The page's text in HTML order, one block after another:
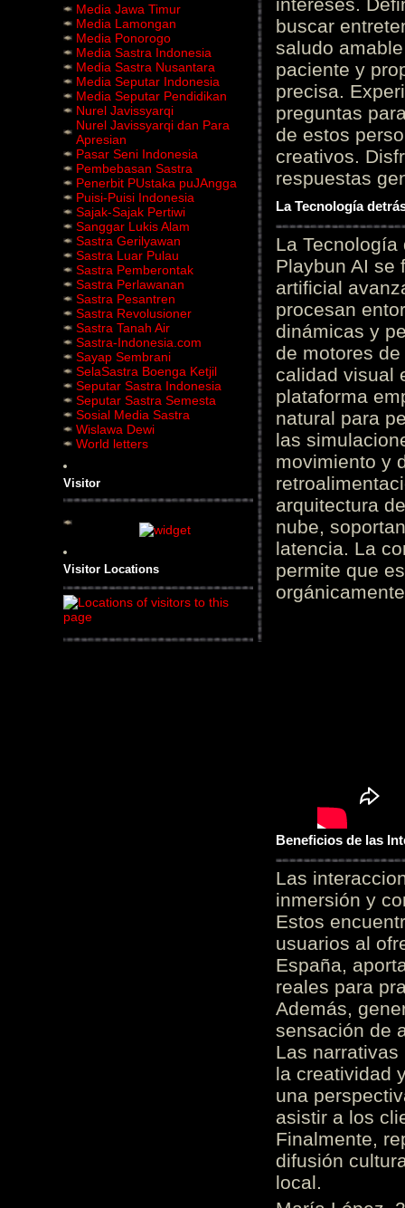
Media Jawa Timur
Media Lamongan
Media Ponorogo
Media Sastra Indonesia
Media Sastra Nusantara
Media Seputar Indonesia
Media Seputar Pendidikan
Nurel Javissyarqi
Nurel Javissyarqi dan Para
Apresian
Pasar Seni Indonesia
Pembebasan Sastra
Penerbit PUstaka puJAngga
Puisi-Puisi Indonesia
Sajak-Sajak Pertiwi
Sanggar Lukis Alam
Sastra Gerilyawan
Sastra Luar Pulau
Sastra Pemberontak
Sastra Perlawanan
Sastra Pesantren
Sastra Revolusioner
Sastra Tanah Air
Sastra-Indonesia.com
Sayap Sembrani
SelaSastra Boenga Ketjil
Seputar Sastra Indonesia
Seputar Sastra Semesta
Sosial Media Sastra
Wislawa Dewi
World letters
Visitor
Visitor Locations
intereses.
buscar
saludo
paciente y
precisa.
preguntas
de estos
creativos.
respuestas
La Tecnología
La
Playbun AI se
artificial
procesan
dinámicas y
de motores
calidad visual
plataforma
natural para
las
movimiento y
arquitectura
nube,
latencia. La
permite que
Beneficios de las
Las
inmersión y
Estos
usuarios al
España,
reales para
Además,
sensación de
Las
la creatividad
una
asistir a los
Finalmente,
difusión
local.